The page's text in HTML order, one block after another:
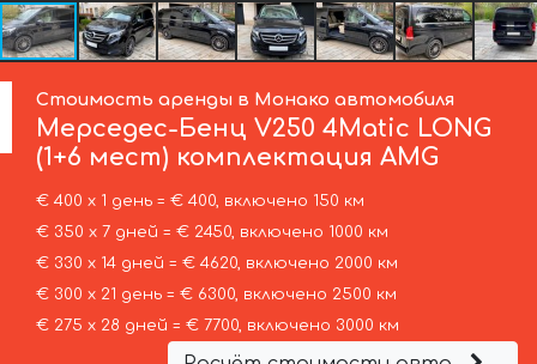
Стоимость аренды в Монако автомобиля
Мерседес-Бенц V250 4Matic LONG
(1+6 мест) комплектация AMG
€ 400 х 1 день = € 400, включено 150 км
€ 350 х 7 дней = € 2450, включено 1000 км
€ 330 х 14 дней = € 4620, включено 2000 км
€ 300 х 21 день = € 6300, включено 2500 км
€ 275 х 28 дней = € 7700, включено 3000 км